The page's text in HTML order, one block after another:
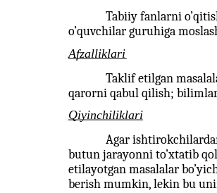
Tabiiy fanlarni
o’quvchilar guruhiga
Afzalliklari
Taklif etilgan
qarorni qabul qilish;
Qiyinchiliklari
Agar
butun jarayonni to’xtatib
etilayotgan masalalar
berish mumkin, lekin bu